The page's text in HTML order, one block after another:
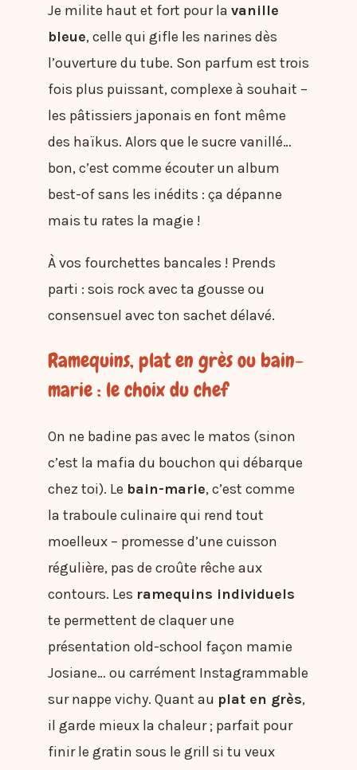
Je milite haut et fort pour la vanille
bleue, celle qui gifle les narines dès
l’ouverture du tube. Son parfum est trois
fois plus puissant, complexe à souhait –
les pâtissiers japonais en font même
des haïkus. Alors que le sucre vanillé…
bon, c’est comme écouter un album
best-of sans les inédits : ça dépanne
mais tu rates la magie !
À vos fourchettes bancales ! Prends
parti : sois rock avec ta gousse ou
consensuel avec ton sachet délavé.
Ramequins, plat en grès ou bain-
marie : le choix du chef
On ne badine pas avec le matos (sinon
c’est la mafia du bouchon qui débarque
chez toi). Le bain-marie, c’est comme
la traboule culinaire qui rend tout
moelleux – promesse d’une cuisson
régulière, pas de croûte rêche aux
contours. Les ramequins individuels
te permettent de claquer une
présentation old-school façon mamie
Josiane… ou carrément Instagrammable
sur nappe vichy. Quant au plat en grès,
il garde mieux la chaleur ; parfait pour
finir le gratin sous le grill si tu veux